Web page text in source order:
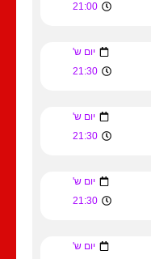
21:00
יום ש'
21:30
יום ש'
21:30
יום ש'
21:30
יום ש'